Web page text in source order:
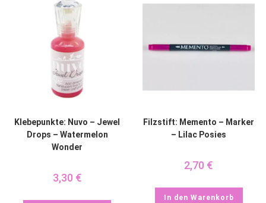
Klebepunkte: Nuvo – Jewel
Drops – Watermelon
Wonder
3,30 €
Filzstift: Memento – Marker
– Lilac Posies
2,70 €
In den Warenkorb